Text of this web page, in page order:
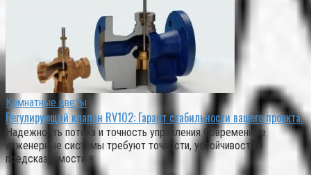
Комнатные цветы
Регулирующий клапан RV102: Гарант стабильности вашего проекта.
Надежность потока и точность управления Современные
инженерные системы требуют точности, устойчивости и
предсказуемости в